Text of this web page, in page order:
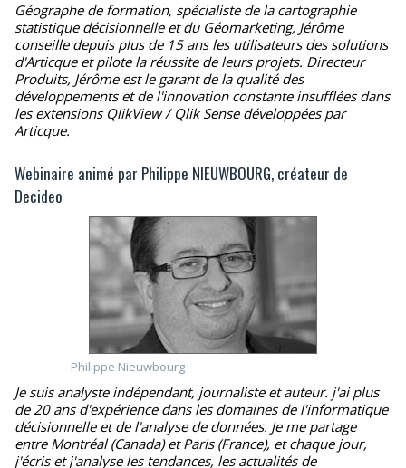
Géographe de formation, spécialiste de la cartographie
statistique décisionnelle et du Géomarketing, Jérôme
conseille depuis plus de 15 ans les utilisateurs des solutions
d'Articque et pilote la réussite de leurs projets. Directeur
Produits, Jérôme est le garant de la qualité des
développements et de l'innovation constante insufflées dans
les extensions QlikView / Qlik Sense développées par
Articque.
Webinaire animé par Philippe NIEUWBOURG, créateur de
Decideo
Philippe Nieuwbourg
Je suis analyste indépendant, journaliste et auteur. j'ai plus
de 20 ans d'expérience dans les domaines de l'informatique
décisionnelle et de l'analyse de données. Je me partage
entre Montréal (Canada) et Paris (France), et chaque jour,
j'écris et j'analyse les tendances, les actualités de